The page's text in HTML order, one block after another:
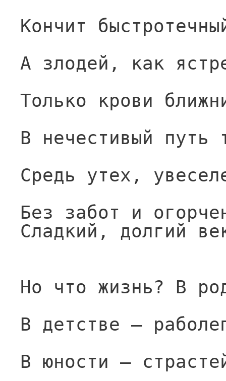
Кончит
А злодей, как
Только крови
В нечестивый путь
Средь утех,
Без забот и
Сладкий, долгий
Но что жизнь? В
В детстве —
В юности —